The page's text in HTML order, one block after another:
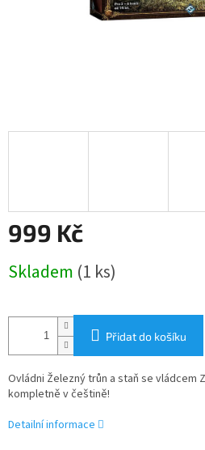
999 Kč
cena:
Skladem (1 ks)
Přidat do košíku
Ovládni Železný trůn a staň se vládcem
kompletně v češtině!
Detailní informace